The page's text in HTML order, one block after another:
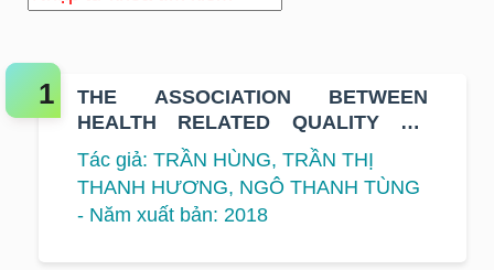
THE ASSOCIATION BETWEEN
HEALTH RELATED QUALITY OF
LIFE AND SURVIVAL IN PATIENTS
WITH HEAD AND NECK CANCER
Tác giả: TRẦN HÙNG, TRẦN THỊ
THANH HƯƠNG, NGÔ THANH TÙNG
- Năm xuất bản: 2018